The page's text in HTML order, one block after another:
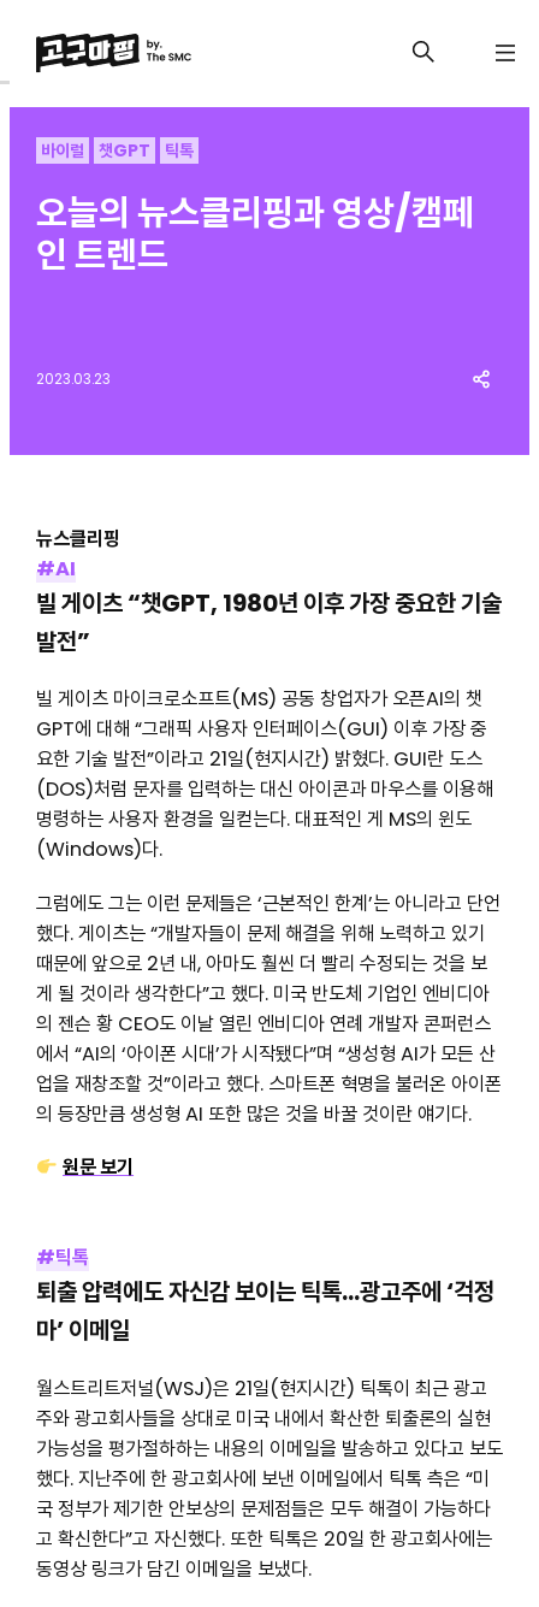
바이럴 챗GPT 틱톡
오늘의 뉴스클리핑과 영상/캠페
인 트렌드
2023.03.23
뉴스클리핑
#AI
빌 게이츠 “챗GPT, 1980년 이후 가장 중요한 기술
발전”
빌 게이츠 마이크로소프트(MS) 공동 창업자가 오픈AI의 챗
GPT에 대해 “그래픽 사용자 인터페이스(GUI) 이후 가장 중
요한 기술 발전”이라고 21일(현지시간) 밝혔다. GUI란 도스
(DOS)처럼 문자를 입력하는 대신 아이콘과 마우스를 이용해
명령하는 사용자 환경을 일컫는다. 대표적인 게 MS의 윈도
(Windows)다.
그럼에도 그는 이런 문제들은 ‘근본적인 한계’는 아니라고 단언
했다. 게이츠는 “개발자들이 문제 해결을 위해 노력하고 있기
때문에 앞으로 2년 내, 아마도 훨씬 더 빨리 수정되는 것을 보
게 될 것이라 생각한다”고 했다. 미국 반도체 기업인 엔비디아
의 젠슨 황 CEO도 이날 열린 엔비디아 연례 개발자 콘퍼런스
에서 “AI의 ‘아이폰 시대’가 시작됐다”며 “생성형 AI가 모든 산
업을 재창조할 것”이라고 했다. 스마트폰 혁명을 불러온 아이폰
의 등장만큼 생성형 AI 또한 많은 것을 바꿀 것이란 얘기다.
원문 보기
#틱톡
퇴출 압력에도 자신감 보이는 틱톡…광고주에 ‘걱정
마’ 이메일
월스트리트저널(WSJ)은 21일(현지시간) 틱톡이 최근 광고
주와 광고회사들을 상대로 미국 내에서 확산한 퇴출론의 실현
가능성을 평가절하하는 내용의 이메일을 발송하고 있다고 보도
했다. 지난주에 한 광고회사에 보낸 이메일에서 틱톡 측은 “미
국 정부가 제기한 안보상의 문제점들은 모두 해결이 가능하다
고 확신한다”고 자신했다. 또한 틱톡은 20일 한 광고회사에는
동영상 링크가 담긴 이메일을 보냈다.